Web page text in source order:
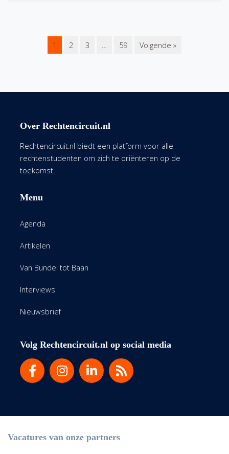
1 2 3 … 59 Volgende »
Over Rechtencircuit.nl
Rechtencircuit.nl biedt een platform voor alle
rechtenstudenten om zich te oriënteren op de
toekomst.
Menu
Agenda
Artikelen
Van Bundel tot Baan
Interviews
Nieuwsbrief
Volg Rechtencircuit.nl op social media
Vacatures van onze partners